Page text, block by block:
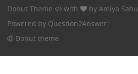
Donut Theme with by Amiya Sahu
Powered by Question2Answer
Donut theme